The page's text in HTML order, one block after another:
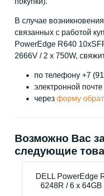
В случае
связанных с работой
PowerEdge R640
2666V / 2 x 750W,
по телефону +7
электронной почте
через форму
Возможно Вас
следующие
DELL PowerEdge
6248R / 6 x